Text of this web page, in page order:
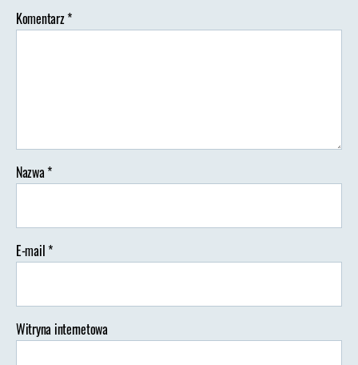
Komentarz*
Nazwa*
E-mail*
Witryna internetowa